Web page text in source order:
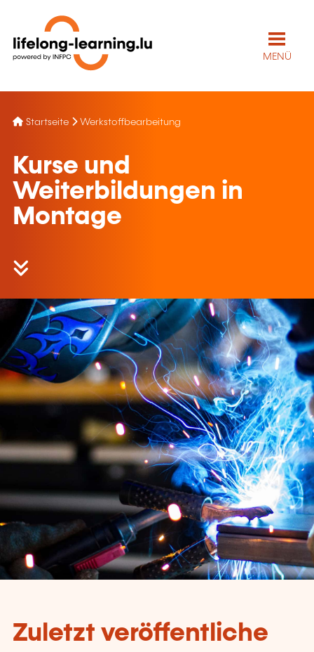
MENÜ
Startseite Werkstoffbearbeitung
Kurse und
Weiterbildungen in
Montage
Zuletzt veröffentliche